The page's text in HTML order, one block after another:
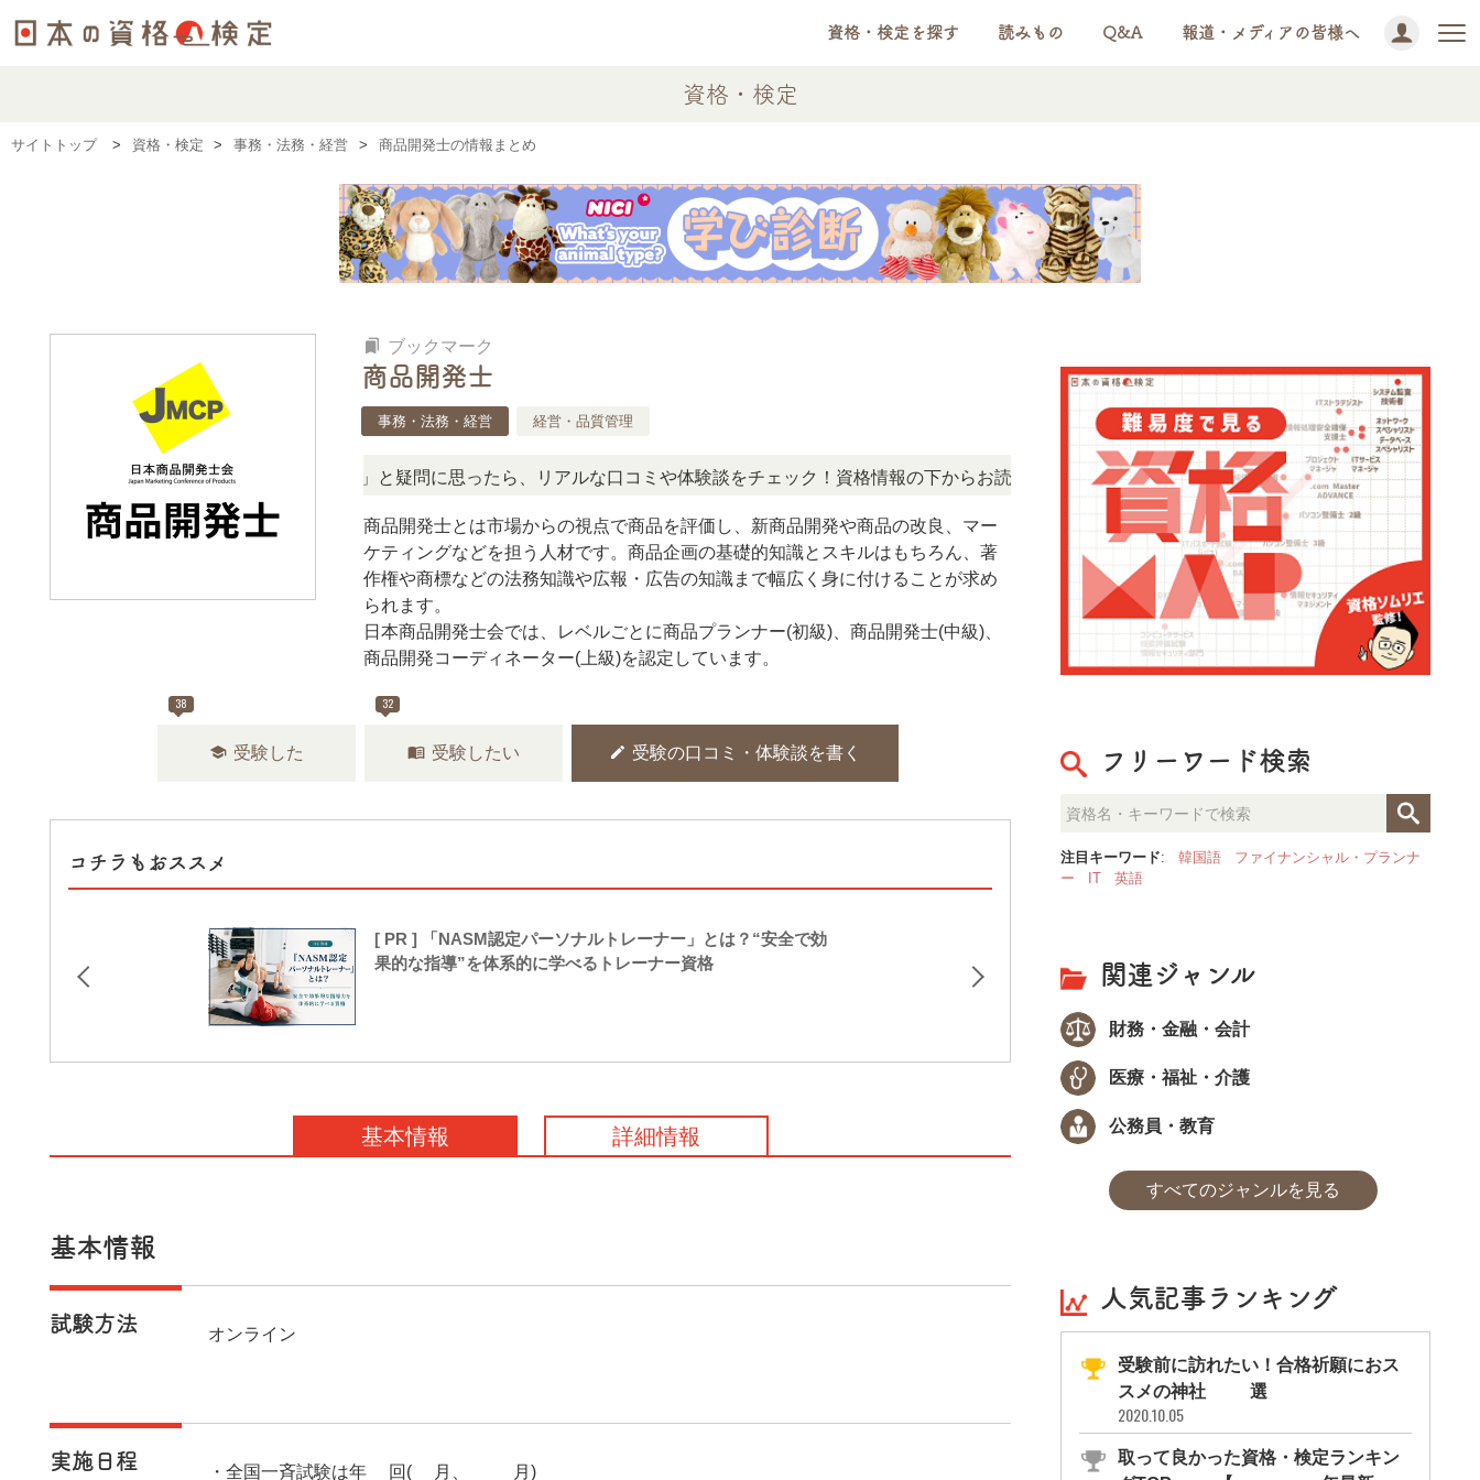
資格・検定を探す 読みもの Q&A 報道・メディアの皆様へ
資格・検定
サイトトップ 資格・検定 事務・法務・経営 商品開発士の情報まとめ
bookmarks ブックマーク
商品開発士
事務・法務・経営 経営・品質管理
この検定、難しい？」「どんな試験？」と疑問に思ったら、リアルな口コミや体験談をチェック！資格情報の下からお読みいただけます。 NEWS! 「この検定、難しい？」「どんな試
商品開発士とは市場からの視点で商品を評価し、新商品開発や商品の改良、マー
ケティングなどを担う人材です。商品企画の基礎的知識とスキルはもちろん、著
作権や商標などの法務知識や広報・広告の知識まで幅広く身に付けることが求め
られます。
日本商品開発士会では、レベルごとに商品プランナー(初級)、商品開発士(中級)、
商品開発コーディネーター(上級)を認定しています。
38
school 受験した
32
menu_book 受験したい edit 受験の口コミ・体験談を書く
コチラもおススメ
[ PR ] 「NASM認定パーソナルトレーナー」とは？“安全で効
果的な指導”を体系的に学べるトレーナー資格
基本情報 詳細情報
基本情報
試験方法 オンライン
実施日程 ・全国一斉試験は年2回(6月、11月)
フリーワード検索
注目キーワード: 韓国語
ファイナンシャル・プランナ
ー
IT 英語
関連ジャンル
財務・金融・会計
医療・福祉・介護
公務員・教育
すべてのジャンルを見る
人気記事ランキング
受験前に訪れたい！合格祈願におス
スメの神社11選
2020.10.05
取って良かった資格・検定ランキン